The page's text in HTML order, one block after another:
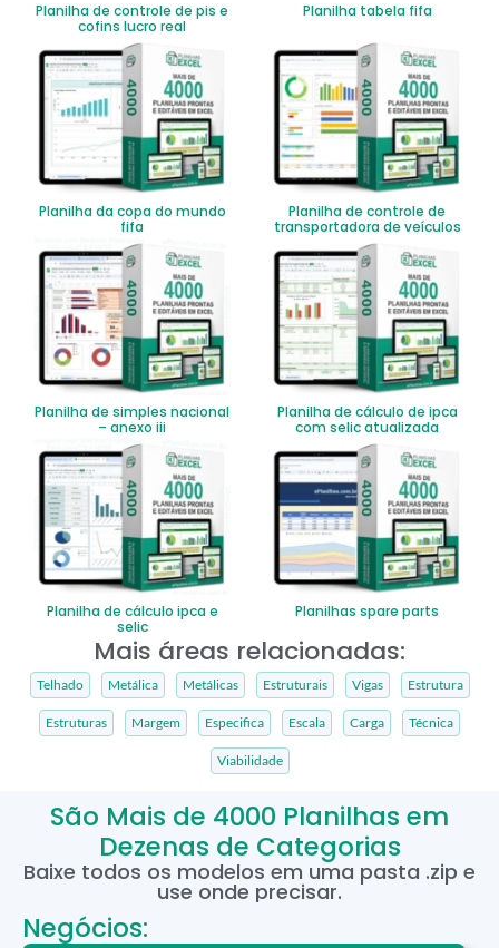
Planilha de controle de pis e
cofins lucro real
Planilha tabela fifa
Planilha da copa do mundo
fifa
Planilha de controle de
transportadora de veículos
Planilha de simples nacional
– anexo iii
Planilha de cálculo de ipca
com selic atualizada
Planilha de cálculo ipca e
selic
Planilhas spare parts
Mais áreas relacionadas:
Telhado Metálica Metálicas Estruturais Vigas Estrutura
Estruturas Margem Especifica Escala Carga Técnica
Viabilidade
São Mais de 4000 Planilhas em
Dezenas de Categorias
Baixe todos os modelos em uma pasta .zip e
use onde precisar.
Negócios: